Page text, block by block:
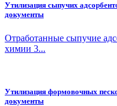
Утилизация сыпучих
документы
Отработанные сыпучие
химии 3...
Утилизация формовочных
документы